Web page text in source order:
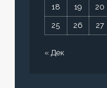
18 19 20
25 26 27
« Дек